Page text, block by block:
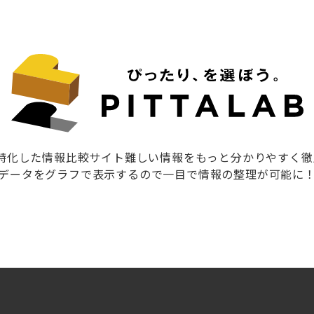
した情報比較サイト難しい情報をもっと分かりやすく徹
ータをグラフで表示するので一目で情報の整理が可能に！